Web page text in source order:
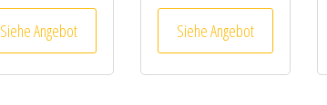
Siehe Angebot Siehe Angebot